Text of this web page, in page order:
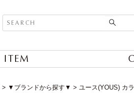
ITEM
▼ブランドから探す▼ ユース(YOUS) カ